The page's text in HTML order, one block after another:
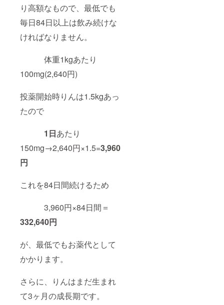
り高額なもので、最低でも
毎日84日以上は飲み続けな
ければなりません。
体重1kgあたり
100mg(2,640円)
投薬開始時りんは1.5kgあっ
たので
1日あたり
150mg→2,640円×1.5=3,960
円
これを84日間続けるため
3,960円×84日間＝
332,640円
が、最低でもお薬代として
かかります。
さらに、りんはまだ生まれ
て3ヶ月の成長期です。